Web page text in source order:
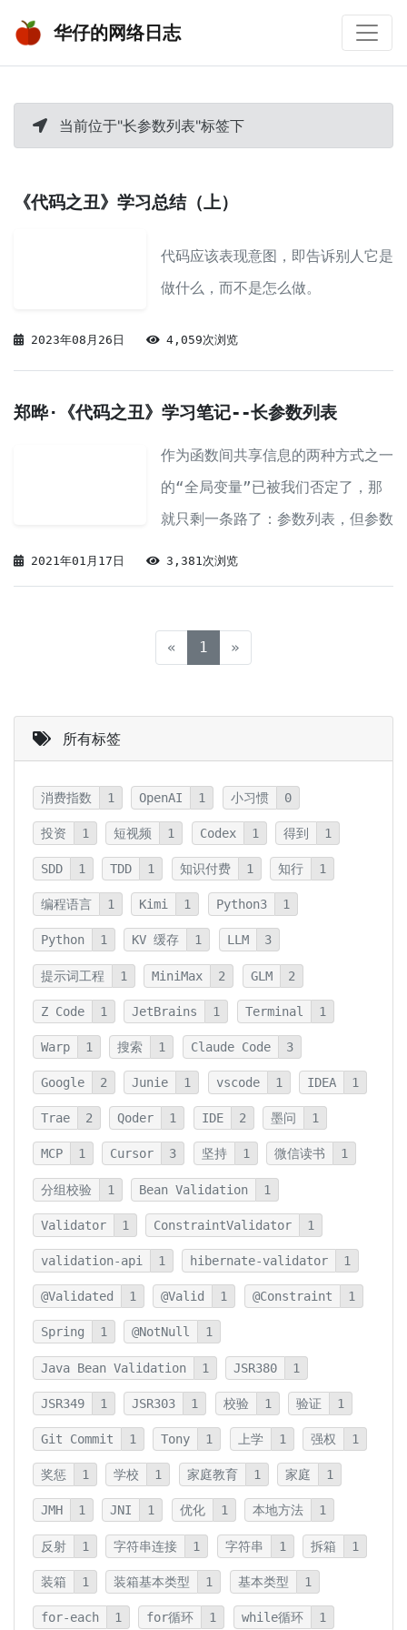
华仔的网络日志
当前位于"长参数列表"标签下
《代码之丑》学习总结（上）
代码应该表现意图，即告诉别人它是
做什么，而不是怎么做。
2023年08月26日 4,059次浏览
郑晔·《代码之丑》学习笔记--长参数列表
作为函数间共享信息的两种方式之一
的“全局变量”已被我们否定了，那
就只剩一条路了：参数列表，但参数
列表滥用也会带来问题
2021年01月17日 3,381次浏览
« 1 (current)
»
所有标签
消费指数 1 OpenAI 1 小习惯 0
投资 1 短视频 1 Codex 1 得到 1
SDD 1 TDD 1 知识付费 1 知行 1
编程语言 1 Kimi 1 Python3 1
Python 1 KV 缓存 1 LLM 3
提示词工程 1 MiniMax 2 GLM 2
Z Code 1 JetBrains 1 Terminal 1
Warp 1 搜索 1 Claude Code 3
Google 2 Junie 1 vscode 1 IDEA 1
Trae 2 Qoder 1 IDE 2 墨问 1
MCP 1 Cursor 3 坚持 1 微信读书 1
分组校验 1 Bean Validation 1
Validator 1 ConstraintValidator 1
validation-api 1 hibernate-validator 1
@Validated 1 @Valid 1 @Constraint 1
Spring 1 @NotNull 1
Java Bean Validation 1 JSR380 1
JSR349 1 JSR303 1 校验 1 验证 1
Git Commit 1 Tony 1 上学 1 强权 1
奖惩 1 学校 1 家庭教育 1 家庭 1
JMH 1 JNI 1 优化 1 本地方法 1
反射 1 字符串连接 1 字符串 1 拆箱 1
装箱 1 装箱基本类型 1 基本类型 1
for-each 1 for循环 1 while循环 1